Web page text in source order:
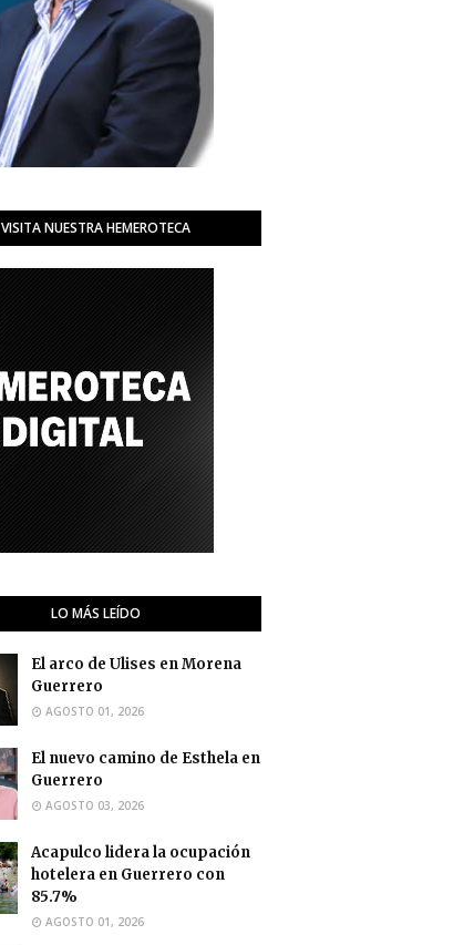
VISITA NUESTRA HEMEROTECA
LO MÁS LEÍDO
El arco de Ulises en Morena
Guerrero
AGOSTO 01, 2026
El nuevo camino de Esthela en
Guerrero
AGOSTO 03, 2026
Acapulco lidera la ocupación
hotelera en Guerrero con
85.7%
AGOSTO 01, 2026